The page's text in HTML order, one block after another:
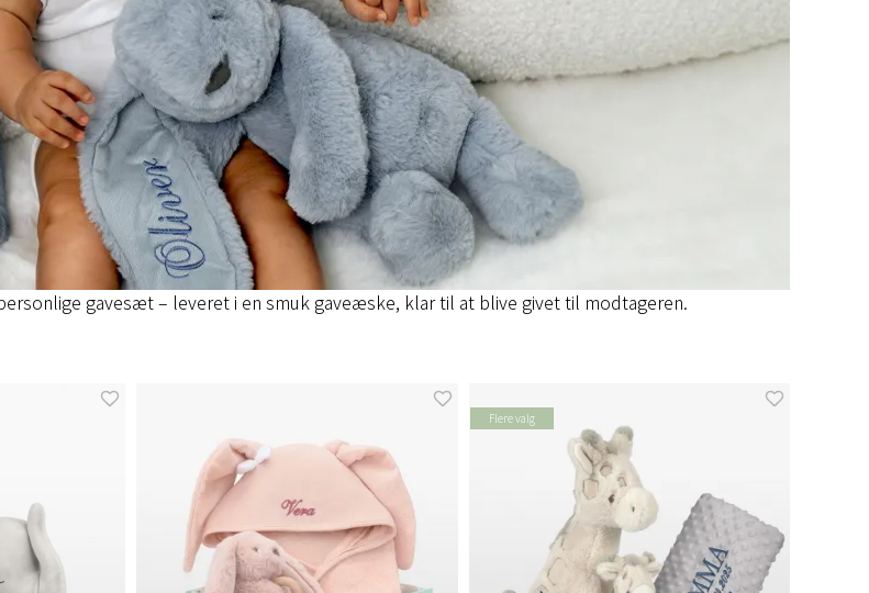
gavesæt – leveret i en smuk gaveæske, klar til at blive givet til modtageren.
Flere valg